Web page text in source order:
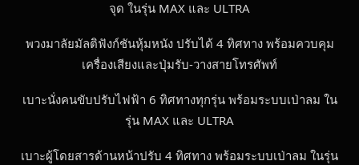
จุด ในรุ่น MAX และ ULTRA
พวงมาลัยมัลติฟังก์ชันหุ้มหนัง ปรับได้ 4 ทิศทาง พร้อมควบคุม
เครื่องเสียงและปุ่มรับ-วางสายโทรศัพท์
เบาะนั่งคนขับปรับไฟฟ้า 6 ทิศทางทุกรุ่น พร้อมระบบเป่าลม ใน
รุ่น MAX และ ULTRA
เบาะผู้โดยสารด้านหน้าปรับ 4 ทิศทาง พร้อมระบบเป่าลม ในรุ่น